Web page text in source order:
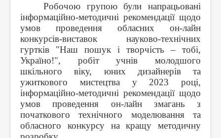
Робочою групою були напрацьовані
інформаційно-методичні рекомендації щодо
умов проведення обласних он-лайн
конкурсів-виставок науково-технічних
гуртків "Наш пошук і творчість – тобі,
Україно!", робіт учнів молодшого
шкільного віку, юних дизайнерів та
ужиткового мистецтва у 2023 році,
інформаційно-методичні рекомендації щодо
умов проведення он-лайн змагань з
початкового технічного моделювання та
обласного конкурсу на кращу методичну